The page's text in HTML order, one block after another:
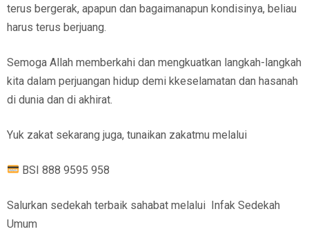
terus bergerak, apapun dan bagaimanapun kondisinya, beliau
harus terus berjuang.
Semoga Allah memberkahi dan mengkuatkan langkah-langkah
kita dalam perjuangan hidup demi kkeselamatan dan hasanah
di dunia dan di akhirat.
Yuk zakat sekarang juga, tunaikan zakatmu melalui
BSI 888 9595 958
Salurkan sedekah terbaik sahabat melalui Infak Sedekah
Umum